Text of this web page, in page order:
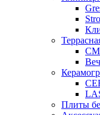
Плиты